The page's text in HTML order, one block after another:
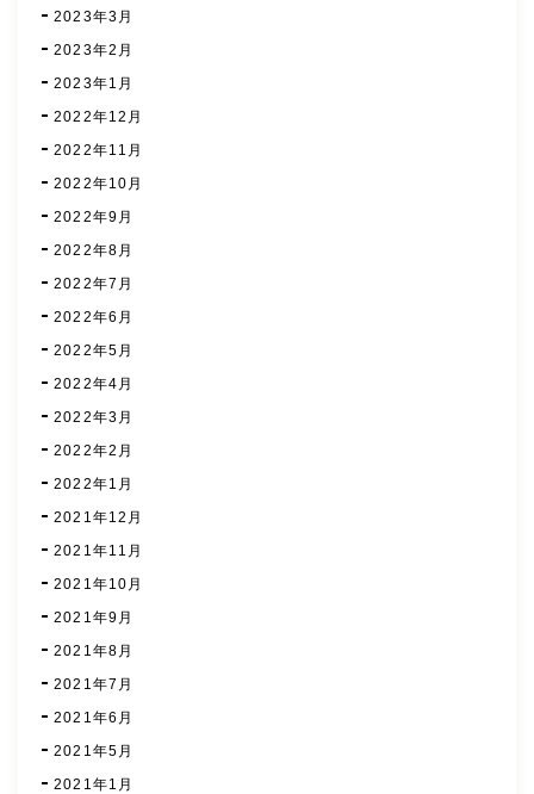
2023年3月
2023年2月
2023年1月
2022年12月
2022年11月
2022年10月
2022年9月
2022年8月
2022年7月
2022年6月
2022年5月
2022年4月
2022年3月
2022年2月
2022年1月
2021年12月
2021年11月
2021年10月
2021年9月
2021年8月
2021年7月
2021年6月
2021年5月
2021年1月